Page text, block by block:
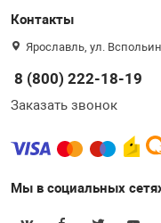
Контакты
Ярославль, ул.
8 (800) 222-18-19
Заказать звонок
Мы в социальных